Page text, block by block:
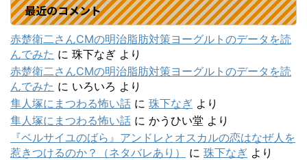
最近のコメント
赤楚衛二さんCMの明治脂肪対策ヨーグルトのデータを読
んでみた に 珠下なぎ より
赤楚衛二さんCMの明治脂肪対策ヨーグルトのデータを読
んでみた に いろいろ より
隼人塚にまつわる怖い話 に 珠下なぎ より
隼人塚にまつわる怖い話 に かうひい堂 より
『ベルサイユのばら』アンドレとオスカルの恋はなぜ人を
惹きつけるのか？（ネタバレあり）
に 珠下なぎ より